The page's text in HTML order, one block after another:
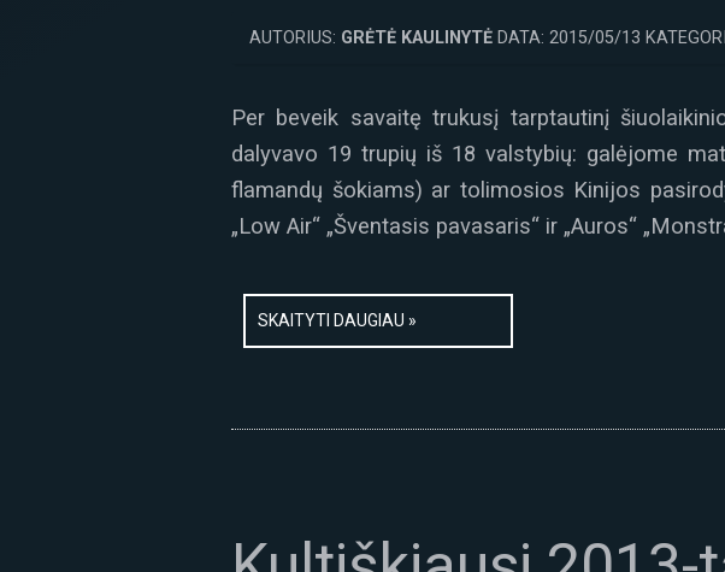
AUTORIUS: GRĖTĖ KAULINYTĖ DATA: 2015/05/13
Per beveik savaitę trukusį tarptautinį
dalyvavo 19 trupių iš 18 valstybių: galėjome
flamandų šokiams) ar tolimosios Kinijos
„Low Air“ „Šventasis pavasaris“ ir „Auros“
SKAITYTI DAUGIAU »